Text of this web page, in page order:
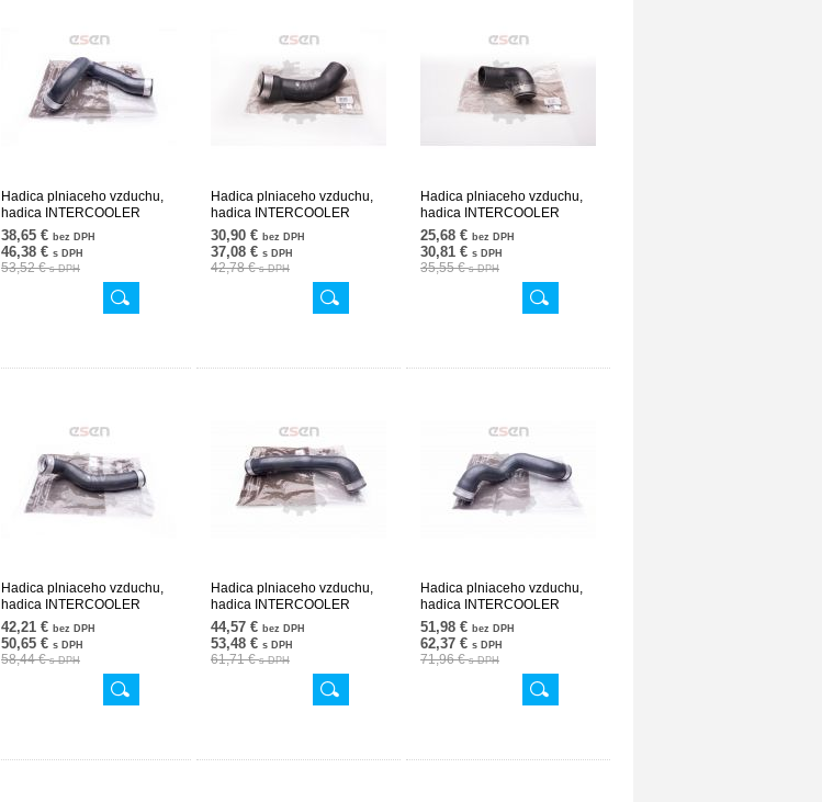
Hadica plniaceho vzduchu,
hadica INTERCOOLER
2105283882 24SKV626
38,65 € bez DPH
46,38 € s DPH
53,52 €s DPH
Hadica plniaceho vzduchu,
hadica INTERCOOLER
2105285482 24SKV137
30,90 € bez DPH
37,08 € s DPH
42,78 €s DPH
Hadica plniaceho vzduchu,
hadica INTERCOOLER
2105285582 24SKV171
25,68 € bez DPH
30,81 € s DPH
35,55 €s DPH
Hadica plniaceho vzduchu,
hadica INTERCOOLER
2115282082 24SKV628
42,21 € bez DPH
50,65 € s DPH
58,44 €s DPH
Hadica plniaceho vzduchu,
hadica INTERCOOLER
2115282482 24SKV629
44,57 € bez DPH
53,48 € s DPH
61,71 €s DPH
Hadica plniaceho vzduchu,
hadica INTERCOOLER
2115282682 24SKV630
51,98 € bez DPH
62,37 € s DPH
71,96 €s DPH